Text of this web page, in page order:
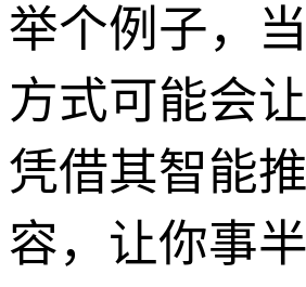
举个例子，
方式可能会
凭借其智能
容，让你事